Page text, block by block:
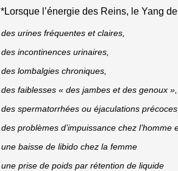
*Lorsque l’énergie des Reins, le Yang
des urines fréquentes et claires,
des incontinences urinaires,
des lombalgies chroniques,
des faiblesses « des jambes et des genoux »,
des spermatorrhées ou éjaculations précoces,
des problèmes d’impuissance chez l’homme
une baisse de libido chez la femme
une prise de poids par rétention de liquide